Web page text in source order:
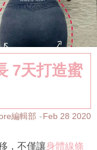
7天打造蜜
編輯部 Feb 28 2020
，不僅讓身體線條